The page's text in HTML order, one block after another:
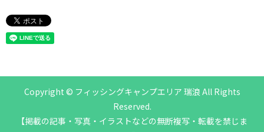
Copyright © フィッシングキャンプエリア 瑞浪 All Rights
Reserved.
【掲載の記事・写真・イラストなどの無断複写・転載を禁じま